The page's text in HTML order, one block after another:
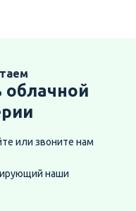
или звоните нам
наши